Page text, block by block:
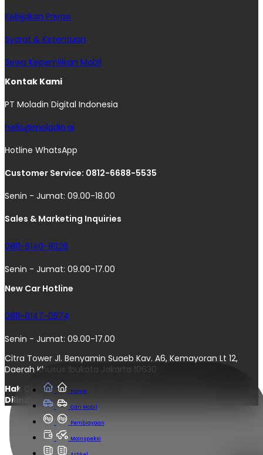
Home
Cari Mobil
Pembiayaan
MoInspeksi
Kebijakan Privasi
Syarat & Ketentuan
Sewa Kepemilikan Mobil
Kontak Kami
PT Moladin Digital Indonesia
hello@moladin.ai
Hotline WhatsApp
Customer Service: 0812-6688-5535
Senin - Jumat: 09.00-18.00
Sales & Marketing Inquiries
0811-8140-8326
Senin - Jumat: 09.00-17.00
New Car Hotline
0811-8147-0574
Senin - Jumat: 09.00-17.00
Citra Tower Jl. Benyamin Suaeb Kav. A6, Kemayoran Lt 12,
Daerah Khusus Ibukota Jakarta 10630
Hak Cipta © moladin.com 2025. Semua Hak Cipta
Dilindungi.